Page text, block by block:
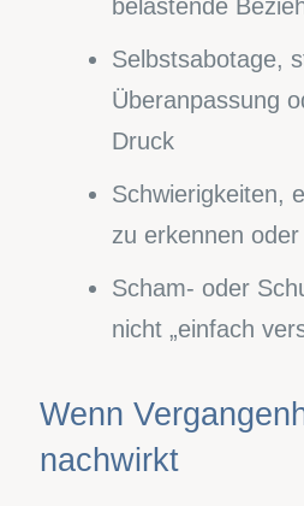
belastende
Selbstsabotage,
Überanpassung
Druck
Schwierigkeiten,
zu erkennen
Scham- oder
nicht „einfach
Wenn
nachwirkt